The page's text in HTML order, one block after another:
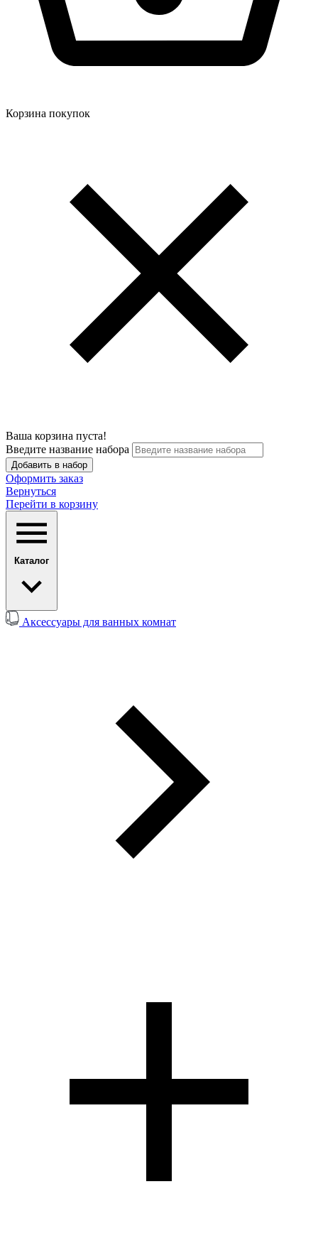
Корзина покупок
Ваша корзина пуста!
Введите название набора
Добавить в набор
Оформить заказ
Вернуться
Перейти в корзину
Каталог
Аксессуары для ванных комнат